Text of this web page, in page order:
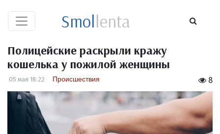
Smollenta
Полицейские раскрыли кражу
кошелька у пожилой женщины
8
05 мая 18:22 Происшествия